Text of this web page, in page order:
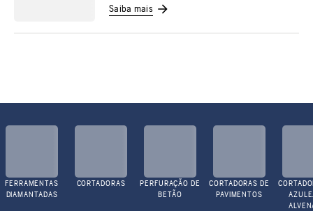
Saiba mais
FERRAMENTAS
DIAMANTADAS
CORTADORAS
PERFURAÇÃO DE
BETÃO
CORTADORAS DE
PAVIMENTOS